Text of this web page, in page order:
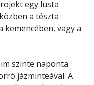
egy lusta
a tészta
kemencében, vagy a
szinte naponta
jázminteával. A